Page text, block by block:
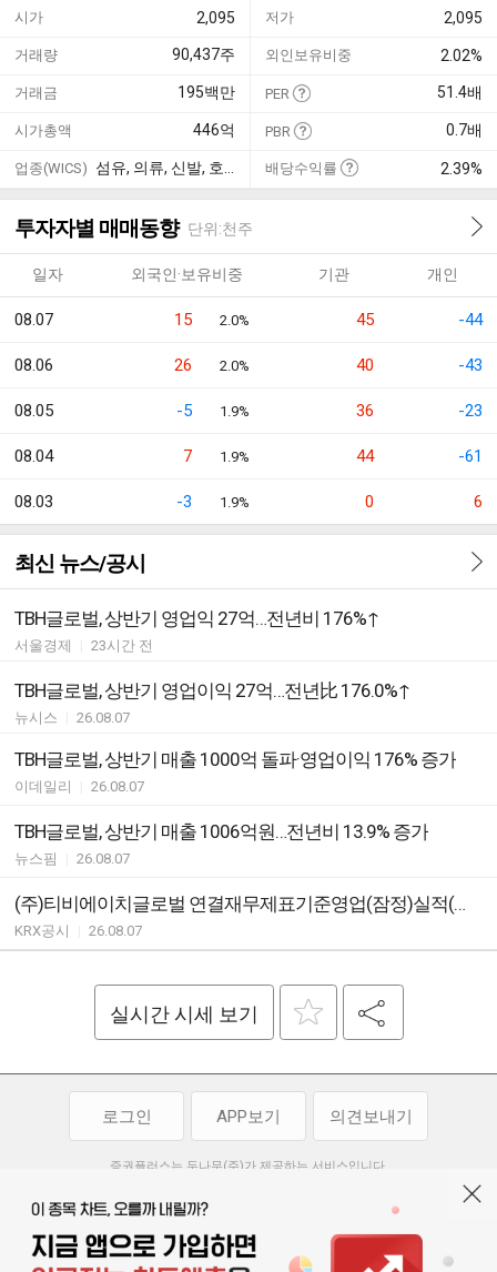
시가 2,095 저가 2,095
거래량 90,437주 외인보유비중 2.02%
거래금 195백만 PER 51.4배
시가총액 446억 PBR 0.7배
업종(WICS) 배당수익률 2.39%
투자자별 매매동향 단위:천주
일자 외국인·보유비중 기관 개인
08.07 15 2.0% 45 -44
08.06 26 2.0% 40 -43
08.05 -5 1.9% 36 -23
08.04 7 1.9% 44 -61
08.03 -3 1.9% 0 6
최신 뉴스/공시
TBH글로벌, 상반기 영업익 27억…전년비 176%↑
서울경제 23시간 전
TBH글로벌, 상반기 영업이익 27억…전년比 176.0%↑
뉴시스 26.08.07
TBH글로벌, 상반기 매출 1000억 돌파·영업이익 176% 증가
이데일리 26.08.07
TBH글로벌, 상반기 매출 1006억원…전년비 13.9% 증가
뉴스핌 26.08.07
(주)티비에이치글로벌 연결재무제표기준영업(잠정)실적(공정공시)
KRX공시 26.08.07
실시간 시세 보기
로그인 APP보기 의견보내기
증권플러스는 두나무(주)가 제공하는 서비스입니다.
투자 참고사항이며, 정보 제공 과정에서 오류나 지연이 발생할 수 있습니다.
두나무(주)는 제공된 정보에 의한 투자 결과에 대하여 법적인 책임을
부담하지 않습니다. 본 서비스에서 제공되는 정보의 무단 배포를 금합니다.
이용약관 | 청소년보호정책 개인정보처리방침